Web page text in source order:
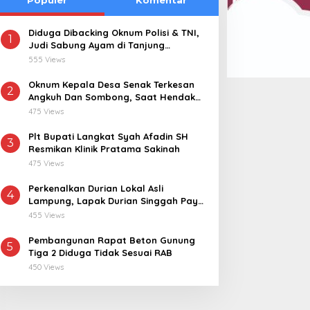
1
Diduga Dibacking Oknum Polisi & TNI,
Judi Sabung Ayam di Tanjung
Kemuning “Kebal Hukum”
555 Views
2
Oknum Kepala Desa Senak Terkesan
Angkuh Dan Sombong, Saat Hendak
Dikonfirmasi Realisasi Dana Desa 2021-
475 Views
3
Plt Bupati Langkat Syah Afadin SH
Resmikan Klinik Pratama Sakinah
475 Views
4
Perkenalkan Durian Lokal Asli
Lampung, Lapak Durian Singgah Pay
kini Hadir di Lampung Timur
455 Views
5
Pembangunan Rapat Beton Gunung
Tiga 2 Diduga Tidak Sesuai RAB
450 Views